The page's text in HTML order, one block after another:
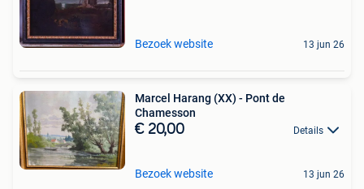
Bezoek website 13 jun 26
Marcel Harang (XX) - Pont de
Chamesson
€ 20,00 Details
Bezoek website 13 jun 26